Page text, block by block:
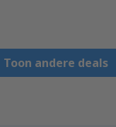
Toon andere deals